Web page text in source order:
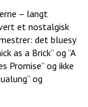
– langt
et nostalgisk
det bluesy
as a Brick” og ”A
Promise” og ikke
og